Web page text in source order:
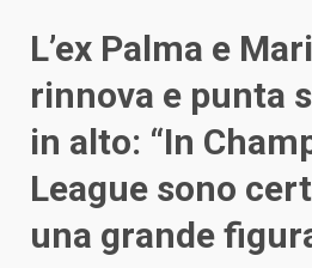
L’ex Palma e
rinnova e punta
in alto: “In
League sono
una grande